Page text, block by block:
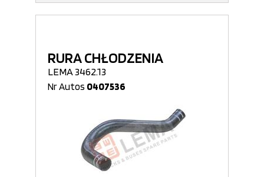
RURA CHŁODZENIA
LEMA 3462.13
Nr Autos 0407536